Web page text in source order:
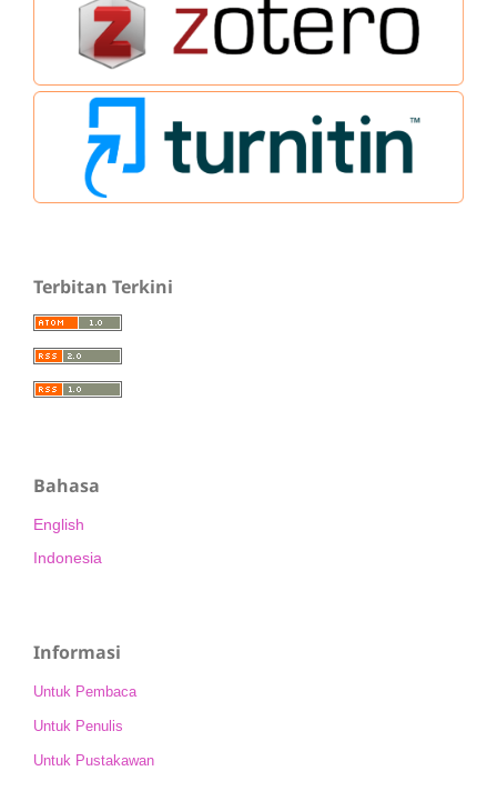
Terbitan Terkini
Bahasa
English
Indonesia
Informasi
Untuk Pembaca
Untuk Penulis
Untuk Pustakawan